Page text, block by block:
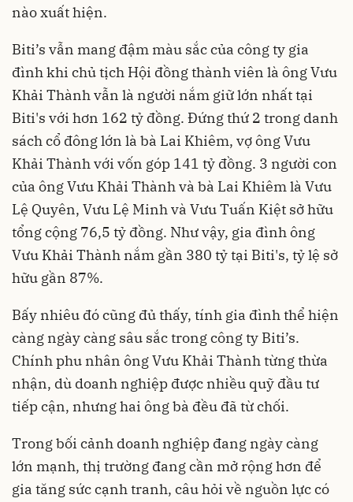
nào xuất hiện.
Biti’s vẫn mang đậm màu sắc của công ty gia
đình khi chủ tịch Hội đồng thành viên là ông Vưu
Khải Thành vẫn là người nắm giữ lớn nhất tại
Biti's với hơn 162 tỷ đồng. Đứng thứ 2 trong danh
sách cổ đông lớn là bà Lai Khiêm, vợ ông Vưu
Khải Thành với vốn góp 141 tỷ đồng. 3 người con
của ông Vưu Khải Thành và bà Lai Khiêm là Vưu
Lệ Quyên, Vưu Lệ Minh và Vưu Tuấn Kiệt sở hữu
tổng cộng 76,5 tỷ đồng. Như vậy, gia đình ông
Vưu Khải Thành nắm gần 380 tỷ tại Biti's, tỷ lệ sở
hữu gần 87%.
Bấy nhiêu đó cũng đủ thấy, tính gia đình thể hiện
càng ngày càng sâu sắc trong công ty Biti’s.
Chính phu nhân ông Vưu Khải Thành từng thừa
nhận, dù doanh nghiệp được nhiều quỹ đầu tư
tiếp cận, nhưng hai ông bà đều đã từ chối.
Trong bối cảnh doanh nghiệp đang ngày càng
lớn mạnh, thị trường đang cần mở rộng hơn để
gia tăng sức cạnh tranh, câu hỏi về nguồn lực có